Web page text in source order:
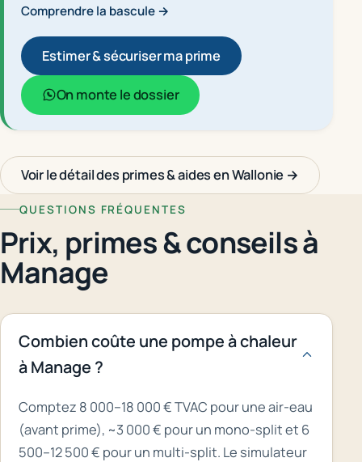
Comprendre la bascule →
Estimer & sécuriser ma prime
On monte le dossier
Voir le détail des primes & aides en Wallonie →
QUESTIONS FRÉQUENTES
Prix, primes & conseils à
Manage
Combien coûte une pompe à chaleur
à Manage ?
Comptez 8 000–18 000 € TVAC pour une air-eau
(avant prime), ~3 000 € pour un mono-split et 6
500–12 500 € pour un multi-split. Le simulateur